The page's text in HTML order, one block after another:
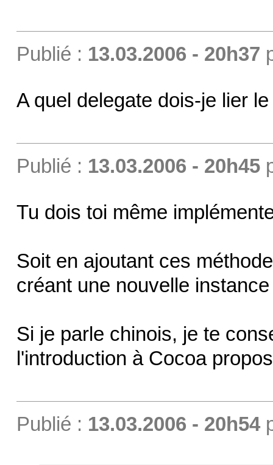
Publié : 13.03.2006 - 20h37
A quel delegate dois-je lier
Publié : 13.03.2006 - 20h45
Tu dois toi même
Soit en ajoutant ces
créant une nouvelle
Si je parle chinois, je te
l'introduction à Cocoa
Publié : 13.03.2006 - 20h54